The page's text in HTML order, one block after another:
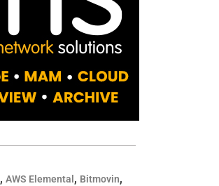
,AWS Elemental , Bitmovin,